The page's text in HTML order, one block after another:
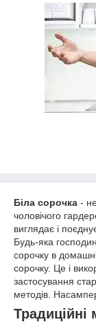
Біла сорочка -
чоловічого
виглядає і
Будь-яка
сорочку в
сорочку. Це і
застосування
методів.
Традиційні